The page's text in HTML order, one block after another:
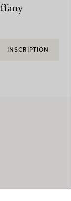
INSCRIPTION